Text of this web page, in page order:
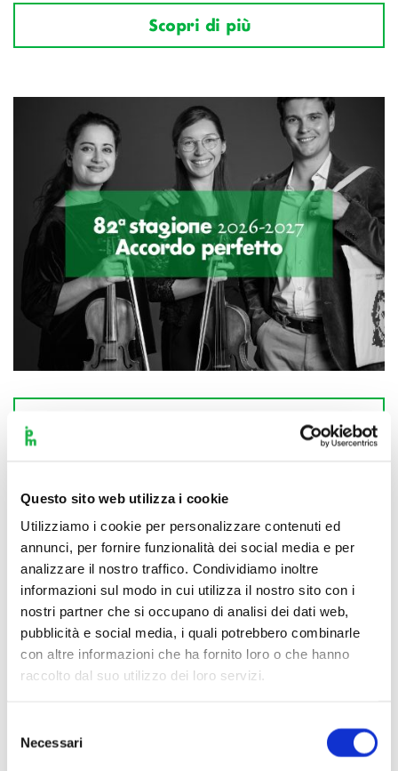
Questo sito web utilizza i cookie
Utilizziamo i cookie per personalizzare contenuti ed
annunci, per fornire funzionalità dei social media e per
analizzare il nostro traffico. Condividiamo inoltre
informazioni sul modo in cui utilizza il nostro sito con i
nostri partner che si occupano di analisi dei dati web,
pubblicità e social media, i quali potrebbero combinarle
con altre informazioni che ha fornito loro o che hanno
raccolto dal suo utilizzo dei loro servizi.
delNecessari
Scopri di più